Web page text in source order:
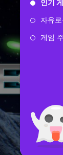
인기
자유
게임